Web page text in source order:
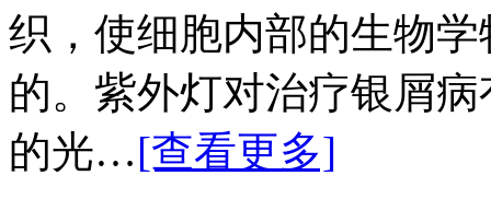
织，使细胞内部的生物
的。紫外灯对治疗银屑
的光…[查看更多]